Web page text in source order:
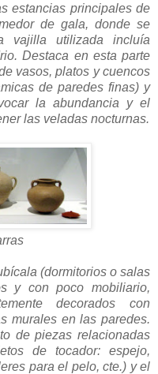
estancias principales de
de gala, donde se
vajilla utilizada incluía
Destaca en esta parte
vasos, platos y cuencos
de paredes finas) y
la abundancia y el
las veladas nocturnas.
(dormitorios o salas
y con poco mobiliario,
decorados con
murales en las paredes.
de piezas relacionadas
de tocador: espejo,
para el pelo, cte.) y el